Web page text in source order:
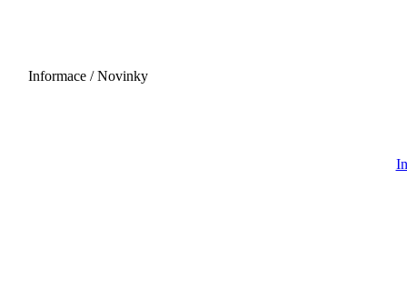
Informace / Novinky